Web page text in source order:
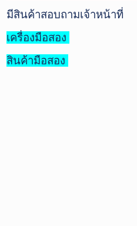
มีสินค้าสอบถามเจ้าหน้าที่
เครื่องมือสอง
สินค้ามือสอง